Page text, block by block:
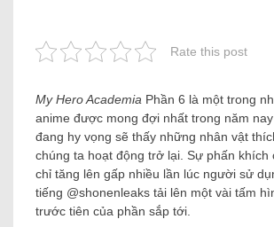
Rate this post
My Hero Academia Phần 6 là một trong
anime được mong đợi nhất trong năm
đang hy vọng sẽ thấy những nhân vật
chúng ta hoạt động trở lại. Sự phấn khích
chỉ tăng lên gấp nhiều lần lúc người sử
tiếng @shonenleaks tải lên một vài tấm
trước tiên của phần sắp tới.